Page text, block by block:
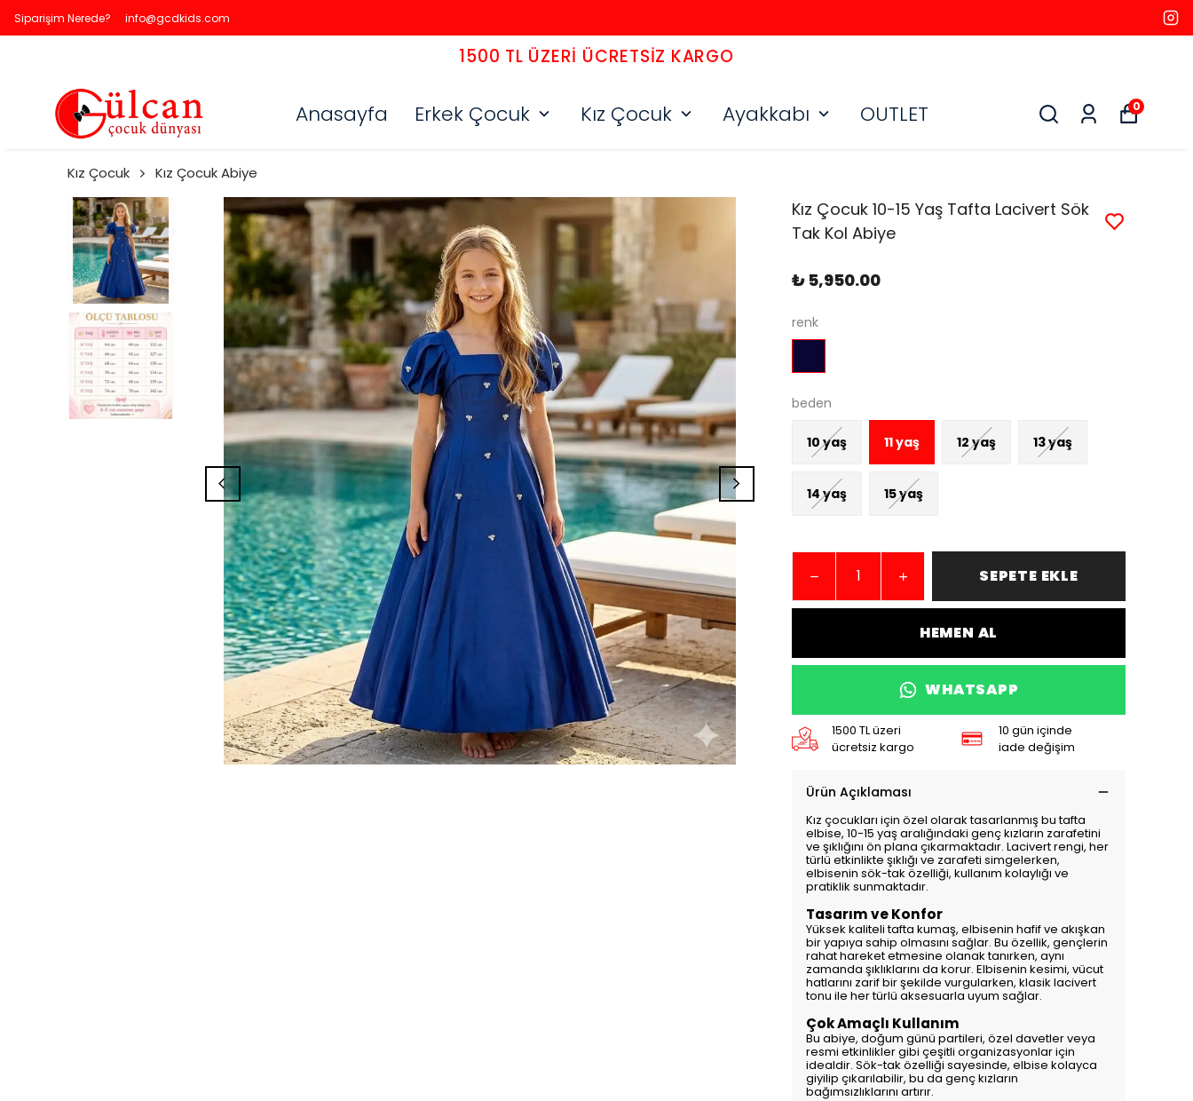
Siparişim Nerede? info@gcdkids.com
1500 TL ÜZERI ÜCRETSIZ KARGO
Anasayfa Erkek Çocuk Kız Çocuk Ayakkabı OUTLET 0
Kız Çocuk Kız Çocuk Abiye
Kız Çocuk 10-15 Yaş Tafta Lacivert Sök
Tak Kol Abiye
₺ 5,950.00
renk
beden
10 yaş 11 yaş 12 yaş 13 yaş
14 yaş 15 yaş
SEPETE EKLE
HEMEN AL
WHATSAPP
1500 TL üzeri
ücretsiz kargo
10 gün içinde
iade değişim
Ürün Açıklaması
Kız çocukları için özel olarak tasarlanmış bu tafta
elbise, 10-15 yaş aralığındaki genç kızların zarafetini
ve şıklığını ön plana çıkarmaktadır. Lacivert rengi, her
türlü etkinlikte şıklığı ve zarafeti simgelerken,
elbisenin sök-tak özelliği, kullanım kolaylığı ve
pratiklik sunmaktadır.
Tasarım ve Konfor
Yüksek kaliteli tafta kumaş, elbisenin hafif ve akışkan
bir yapıya sahip olmasını sağlar. Bu özellik, gençlerin
rahat hareket etmesine olanak tanırken, aynı
zamanda şıklıklarını da korur. Elbisenin kesimi, vücut
hatlarını zarif bir şekilde vurgularken, klasik lacivert
tonu ile her türlü aksesuarla uyum sağlar.
Çok Amaçlı Kullanım
Bu abiye, doğum günü partileri, özel davetler veya
resmi etkinlikler gibi çeşitli organizasyonlar için
idealdir. Sök-tak özelliği sayesinde, elbise kolayca
giyilip çıkarılabilir, bu da genç kızların
bağımsızlıklarını artırır.